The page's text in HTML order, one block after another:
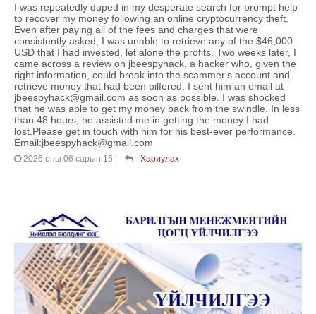
I was repeatedly duped in my desperate search for prompt help
to recover my money following an online cryptocurrency theft.
Even after paying all of the fees and charges that were
consistently asked, I was unable to retrieve any of the $46,000
USD that I had invested, let alone the profits. Two weeks later, I
came across a review on jbeespyhack, a hacker who, given the
right information, could break into the scammer's account and
retrieve money that had been pilfered. I sent him an email at
jbeespyhack@gmail.com as soon as possible. I was shocked
that he was able to get my money back from the swindle. In less
than 48 hours, he assisted me in getting the money I had
lost.Please get in touch with him for his best-ever performance.
Email:jbeespyhack@gmail.com
2026 оны 06 сарын 15 | Хариулах